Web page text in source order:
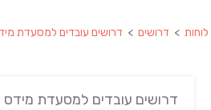
לוחות > דרושים > דרושים עובדים למסעדת
דרושים עובדים למסעדת מידס